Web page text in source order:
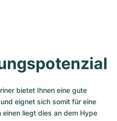
bietet Ihnen eine gute
eignet sich somit für eine
liegt dies an dem Hype